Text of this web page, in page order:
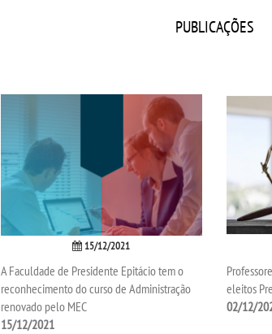
PUBLICAÇÕES
15/12/2021
A Faculdade de Presidente Epitácio tem o
reconhecimento do curso de Administração
renovado pelo MEC
15/12/2021
eleitos
02/12/